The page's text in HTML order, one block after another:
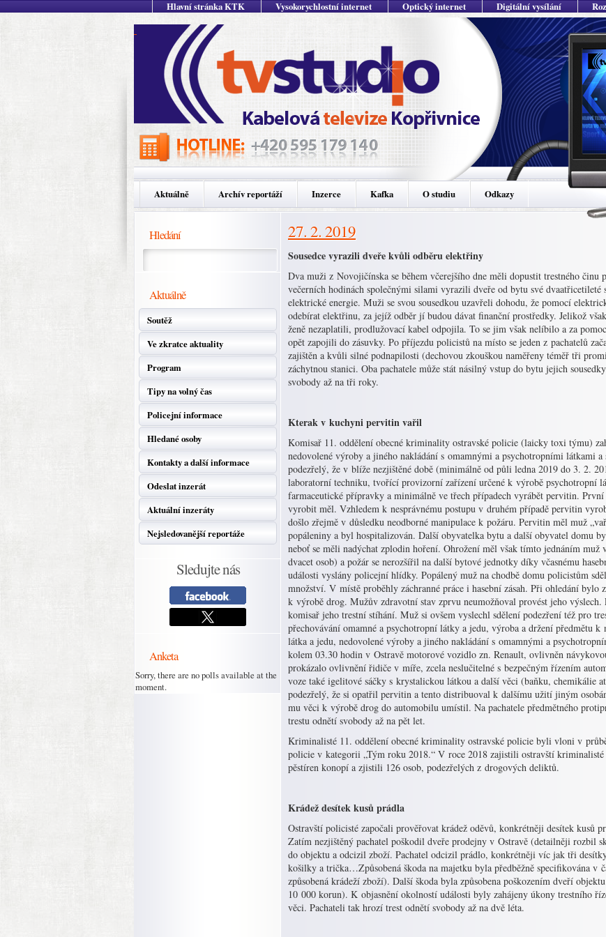
Hlavní stránka KTK Vysokorychlostní internet Optický internet Digitální vysílání
Aktuálně Archív reportáží Inzerce Kafka O studiu Odkazy
Hledání
Aktuálně
Soutěž
Ve zkratce aktuality
Program
Tipy na volný čas
Policejní informace
Hledané osoby
Kontakty a další informace
Odeslat inzerát
Aktuální inzeráty
Nejsledovanější reportáže
Sledujte nás
Anketa
Sorry, there are no polls available at the
moment.
27. 2. 2019
Sousedce vyrazili dveře kvůli odběru elektřiny
Dva muži z Novojičínska se během včerejšího dne měli dopustit trestného
večerních hodinách společnými silami vyrazili dveře od bytu své dvaatřicetileté
elektrické energie. Muži se svou sousedkou uzavřeli dohodu, že pomocí
odebírat elektřinu, za jejíž odběr jí budou dávat finanční prostředky. Jelikož
ženě nezaplatili, prodlužovací kabel odpojila. To se jim však nelíbilo a za
opět zapojili do zásuvky. Po příjezdu policistů na místo se jeden z pachatelů
zajištěn a kvůli silné podnapilosti (dechovou zkouškou naměřeny téměř tři
záchytnou stanici. Oba pachatele může stát násilný vstup do bytu jejich
svobody až na tři roky.
Kterak v kuchyni pervitin vařil
Komisař 11. oddělení obecné kriminality ostravské policie (laicky toxi týmu)
nedovolené výroby a jiného nakládání s omamnými a psychotropními látkami
podezřelý, že v blíže nezjištěné době (minimálně od půli ledna 2019 do 3. 2.
laboratorní techniku, tvořící provizorní zařízení určené k výrobě psychotropní
farmaceutické přípravky a minimálně ve třech případech vyrábět pervitin.
vyrobit měl. Vzhledem k nesprávnému postupu v druhém případě pervitin
došlo zřejmě v důsledku neodborné manipulace k požáru. Pervitin měl muž
popáleniny a byl hospitalizován. Další obyvatelka bytu a další obyvatel domu
neboť se měli nadýchat zplodin hoření. Ohrožení měl však tímto jednáním
dvacet osob) a požár se nerozšířil na další bytové jednotky díky včasnému
události vyslány policejní hlídky. Popálený muž na chodbě domu policistům
množství. V místě proběhly záchranné práce i hasební zásah. Při ohledání bylo
k výrobě drog. Mužův zdravotní stav zprvu neumožňoval provést jeho
komisař jeho trestní stíhání. Muž si ovšem vyslechl sdělení podezření též pro
přechovávání omamné a psychotropní látky a jedu, výroba a držení předmětu
látka a jedu, nedovolené výroby a jiného nakládání s omamnými a
kolem 03.30 hodin v Ostravě motorové vozidlo zn. Renault, ovlivněn
prokázalo ovlivnění řidiče v míře, zcela neslučitelné s bezpečným řízením
voze také igelitové sáčky s krystalickou látkou a další věci (baňku, chemikálie
podezřelý, že si opatřil pervitin a tento distribuoval k dalšímu užití jiným
mu věci k výrobě drog do automobilu umístil. Na pachatele předmětného
trestu odnětí svobody až na pět let.
Kriminalisté 11. oddělení obecné kriminality ostravské policie byli vloni v
policie v kategorii „Tým roku 2018.“ V roce 2018 zajistili ostravští
pěstíren konopí a zjistili 126 osob, podezřelých z drogových deliktů.
Krádež desítek kusů prádla
Ostravští policisté započali prověřovat krádež oděvů, konkrétněji desítek kusů
Zatím nezjištěný pachatel poškodil dveře prodejny v Ostravě (detailněji rozbil
do objektu a odcizil zboží. Pachatel odcizil prádlo, konkrétněji víc jak tři
košilky a trička…Způsobená škoda na majetku byla předběžně specifikována v
způsobená krádeží zboží). Další škoda byla způsobena poškozením dveří
10 000 korun). K objasnění okolností události byly zahájeny úkony trestního
věci. Pachateli tak hrozí trest odnětí svobody až na dvě léta.